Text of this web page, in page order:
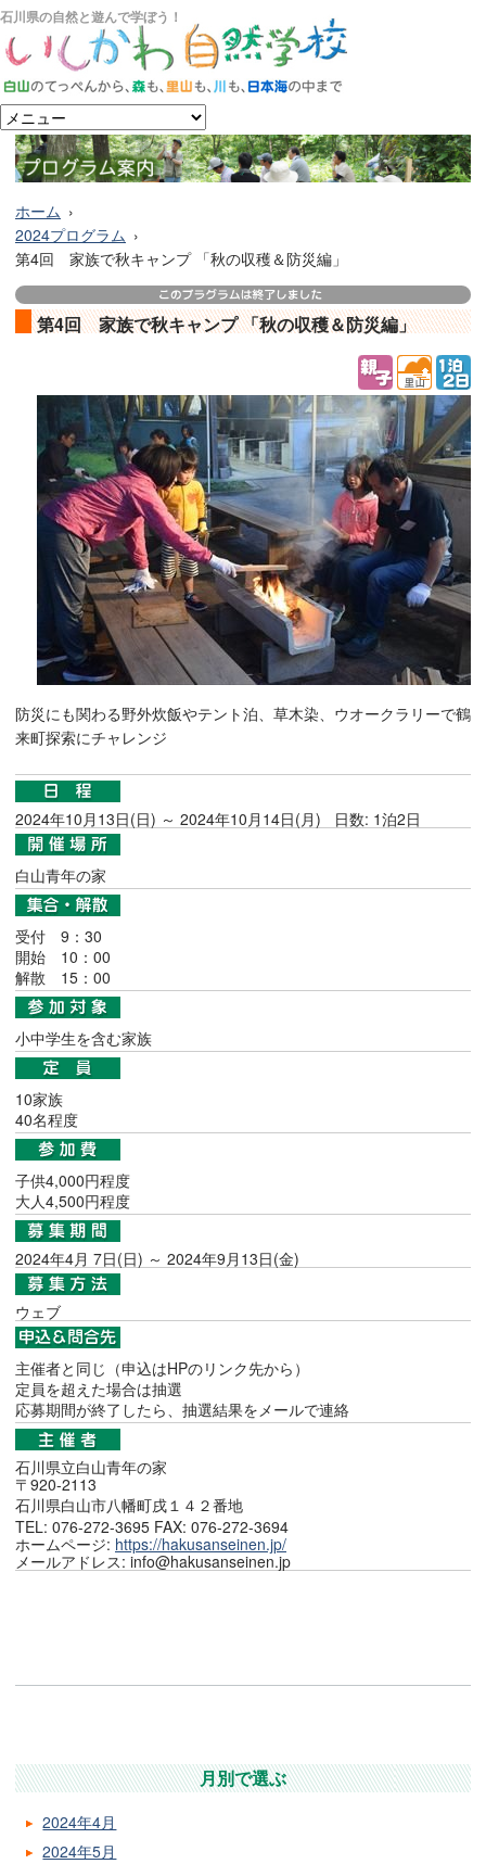
石川県の自然と遊んで学ぼう！
ホーム
2024プログラム
第4回 家族で秋キャンプ 「秋の収穫＆防災編」
第4回 家族で秋キャンプ 「秋の収穫＆防災編」
防災にも関わる野外炊飯やテント泊、草木染、ウオークラリーで鶴
来町探索にチャレンジ
2024年10月13日(日) ～ 2024年10月14日(月) 日数: 1泊2日
白山青年の家
受付 9：30
開始 10：00
解散 15：00
小中学生を含む家族
10家族
40名程度
子供4,000円程度
大人4,500円程度
2024年4月 7日(日) ～ 2024年9月13日(金)
ウェブ
主催者と同じ（申込はHPのリンク先から）
定員を超えた場合は抽選
応募期間が終了したら、抽選結果をメールで連絡
石川県立白山青年の家
〒920-2113
石川県白山市八幡町戌１４２番地
TEL: 076-272-3695 FAX: 076-272-3694
ホームページ: https://hakusanseinen.jp/
メールアドレス: info@hakusanseinen.jp
月別で選ぶ
2024年4月
2024年5月